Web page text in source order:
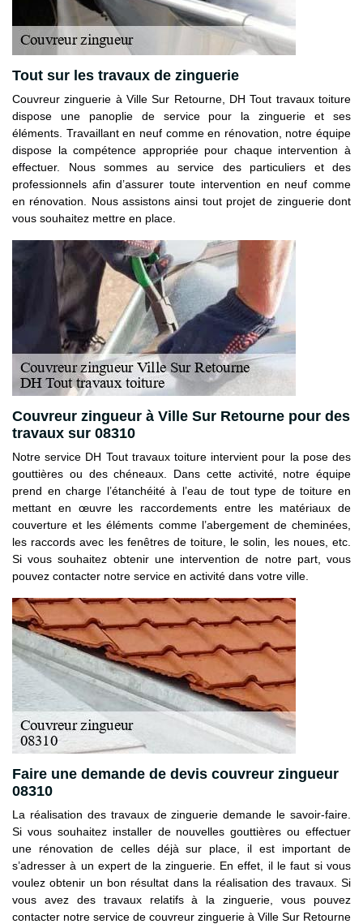
Tout sur les travaux de zinguerie
Couvreur zinguerie à Ville Sur Retourne, DH Tout travaux toiture
dispose une panoplie de service pour la zinguerie et ses
éléments. Travaillant en neuf comme en rénovation, notre équipe
dispose la compétence appropriée pour chaque intervention à
effectuer. Nous sommes au service des particuliers et des
professionnels afin d’assurer toute intervention en neuf comme
en rénovation. Nous assistons ainsi tout projet de zinguerie dont
vous souhaitez mettre en place.
Couvreur zingueur à Ville Sur Retourne pour des
travaux sur 08310
Notre service DH Tout travaux toiture intervient pour la pose des
gouttières ou des chéneaux. Dans cette activité, notre équipe
prend en charge l’étanchéité à l’eau de tout type de toiture en
mettant en œuvre les raccordements entre les matériaux de
couverture et les éléments comme l’abergement de cheminées,
les raccords avec les fenêtres de toiture, le solin, les noues, etc.
Si vous souhaitez obtenir une intervention de notre part, vous
pouvez contacter notre service en activité dans votre ville.
Faire une demande de devis couvreur zingueur
08310
La réalisation des travaux de zinguerie demande le savoir-faire.
Si vous souhaitez installer de nouvelles gouttières ou effectuer
une rénovation de celles déjà sur place, il est important de
s’adresser à un expert de la zinguerie. En effet, il le faut si vous
voulez obtenir un bon résultat dans la réalisation des travaux. Si
vous avez des travaux relatifs à la zinguerie, vous pouvez
contacter notre service de couvreur zinguerie à Ville Sur Retourne